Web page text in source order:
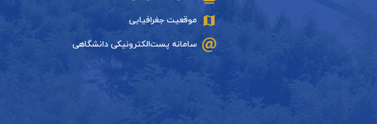
موقعیت جغرافیایی
سامانه پست‌الکترونیکی دانشگاهی